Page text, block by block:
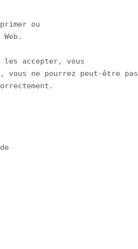
ou
accepter, vous
ne pourrez peut-être pas